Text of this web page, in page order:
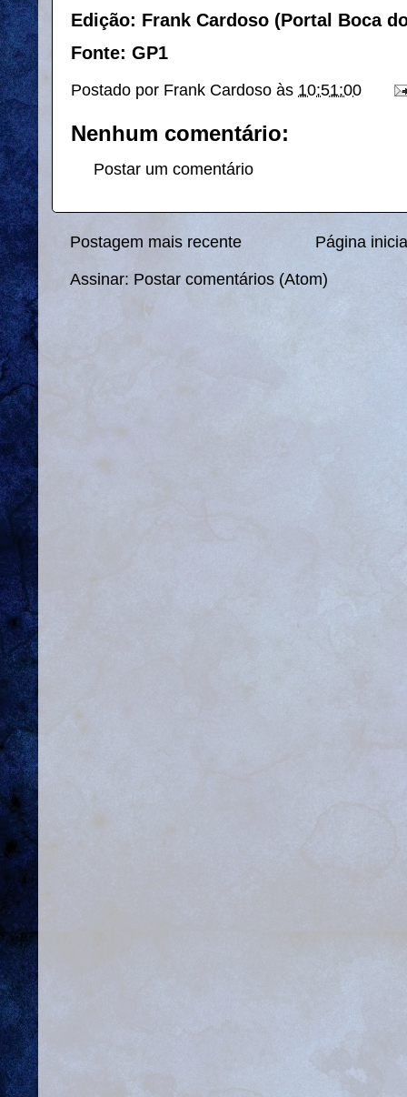
Edição: Frank Cardoso (Portal Boca
Fonte: GP1
Postado por Frank Cardoso às 10:51:00
Nenhum comentário:
Postar um comentário
Postagem mais recente Página
Assinar: Postar comentários (Atom)